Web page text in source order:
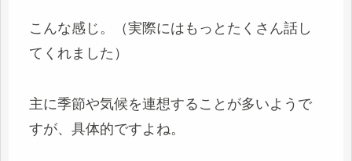
こんな感じ。（実際にはもっとたくさん話し
てくれました）
主に季節や気候を連想することが多いようで
すが、具体的ですよね。